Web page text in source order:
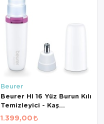
Beurer
Beurer Hl 16 Yüz Burun Kılı
Temizleyici - Kaş
Şekillendirici
1.399,00